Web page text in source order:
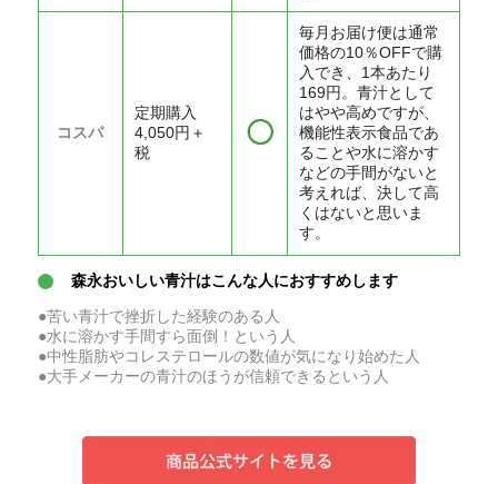
コスパ
定期購入
4,050円＋
税
毎月お届け便は通常
価格の10％OFFで購
入でき、1本あたり
169円。青汁として
はやや高めですが、
機能性表示食品であ
ることや水に溶かす
などの手間がないと
考えれば、決して高
くはないと思いま
す。
森永おいしい青汁はこんな人におすすめします
●苦い青汁で挫折した経験のある人
●水に溶かす手間すら面倒！という人
●中性脂肪やコレステロールの数値が気になり始めた人
●大手メーカーの青汁のほうが信頼できるという人